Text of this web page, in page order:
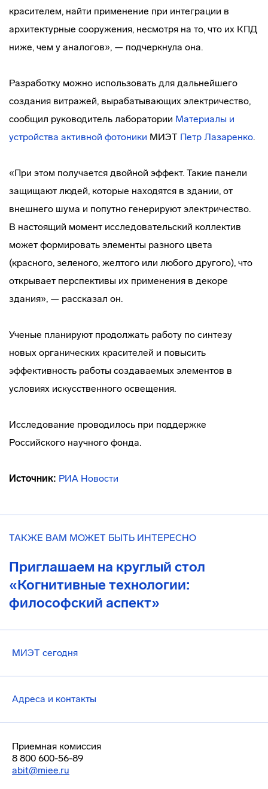
красителем, найти применение при интеграции в
архитектурные сооружения, несмотря на то, что их КПД
ниже, чем у аналогов», — подчеркнула она.
Разработку можно использовать для дальнейшего
создания витражей, вырабатывающих электричество,
сообщил руководитель лаборатории Материалы и
устройства активной фотоники МИЭТ Петр Лазаренко.
«При этом получается двойной эффект. Такие панели
защищают людей, которые находятся в здании, от
внешнего шума и попутно генерируют электричество.
В настоящий момент исследовательский коллектив
может формировать элементы разного цвета
(красного, зеленого, желтого или любого другого), что
открывает перспективы их применения в декоре
здания», — рассказал он.
Ученые планируют продолжать работу по синтезу
новых органических красителей и повысить
эффективность работы создаваемых элементов в
условиях искусственного освещения.
Исследование проводилось при поддержке
Российского научного фонда.
Источник: РИА Новости
ТАКЖЕ ВАМ МОЖЕТ БЫТЬ ИНТЕРЕСНО
Приглашаем на круглый стол
«Когнитивные технологии:
философский аспект»
МИЭТ сегодня
Адреса и контакты
Приемная комиссия
8 800 600-56-89
abit@miee.ru